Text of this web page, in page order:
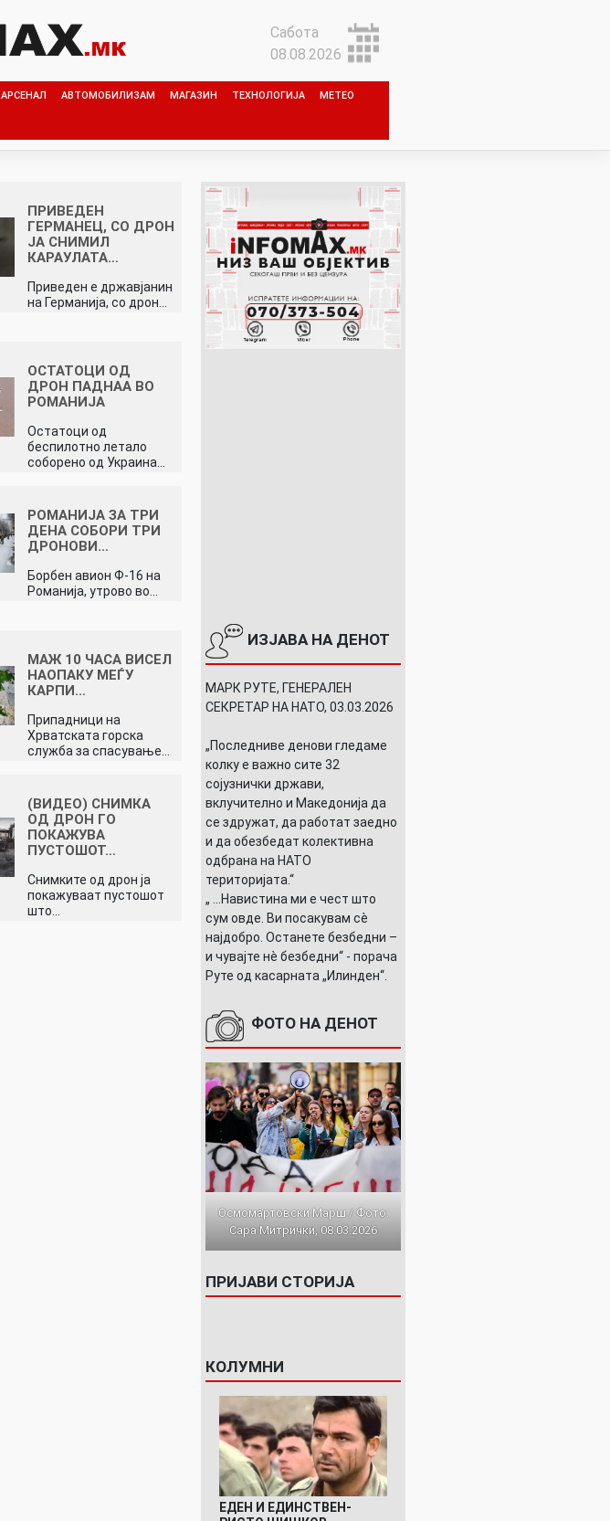
Сабота
08.08.2026
АРСЕНАЛ АВТОМОБИЛИЗАМ МАГАЗИН ТЕХНОЛОГИЈА МЕТЕО
ПРИВЕДЕН
ГЕРМАНЕЦ, СО ДРОН
ЈА СНИМИЛ
КАРАУЛАТА…
Приведен е државјанин
на Германија, со дрон…
ОСТАТОЦИ ОД
ДРОН ПАДНАА ВО
РОМАНИЈА
Остатоци од
беспилотно летало
соборено од Украина…
РОМАНИЈА ЗА ТРИ
ДЕНА СОБОРИ ТРИ
ДРОНОВИ…
Борбен авион Ф-16 на
Романија, утрово во…
МАЖ 10 ЧАСА ВИСЕЛ
НАОПАКУ МЕЃУ
КАРПИ…
Припадници на
Хрватската горска
служба за спасување…
(ВИДЕО) СНИМКА
ОД ДРОН ГО
ПОКАЖУВА
ПУСТОШОТ…
Снимките од дрон ја
покажуваат пустошот
што…
ИЗЈАВА НА ДЕНОТ
МАРК РУТЕ, ГЕНЕРАЛЕН
СЕКРЕТАР НА НАТО, 03.03.2026
„Последниве денови гледаме
колку е важно сите 32
сојузнички држави,
вклучително и Македонија да
се здружат, да работат заедно
и да обезбедат колективна
одбрана на НАТО
територијата.“
„ ...Навистина ми е чест што
сум овде. Ви посакувам сè
најдобро. Останете безбедни –
и чувајте нè безбедни“ - порача
Руте од касарната „Илинден“.
ФОТО НА ДЕНОТ
Осмомартовски Марш / Фото:
Сара Митрички, 08.03.2026
ПРИЈАВИ СТОРИЈА
КОЛУМНИ
ЕДЕН И ЕДИНСТВЕН-